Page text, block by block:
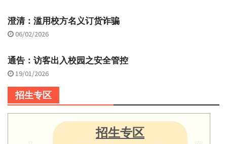
澄清：滥用校方名义订货诈骗
06/02/2026
通告：访客出入校园之安全管控
19/01/2026
招生专区
招生专区